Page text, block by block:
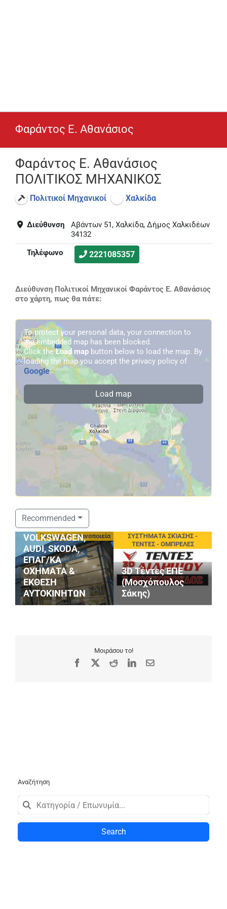
Φαράντος Ε. Αθανάσιος
Φαράντος Ε. Αθανάσιος
ΠΟΛΙΤΙΚΟΣ ΜΗΧΑΝΙΚΟΣ
Πολιτικοί Μηχανικοί Χαλκίδα
Διεύθυνση
Αβάντων 51, Χαλκίδα, Δήμος Χαλκιδέων
34132
Τηλέφωνο
2221085357
Διεύθυνση Πολιτικοί Μηχανικοί Φαράντος Ε. Αθανάσιος
στο χάρτη, πως θα πάτε:
To protect your personal data, your connection to
the embedded map has been blocked.
Click theLoad map button below to load the map. By
loading the map you accept the privacy policy of
Google.
Load map
Recommended
Συνεργεία - Φανοποιεία
ΣΤΑΘΟΠΟΥΛΟΣ
SERVICE
VOLKSWAGEN,
AUDI, SKODA,
ΕΠΑΓ/ΚΑ
ΟΧΗΜΑΤΑ &
ΕΚΘΕΣΗ
ΑΥΤΟΚΙΝΗΤΩΝ
ΣΥΣΤΉΜΑΤΑ ΣΚΊΑΣΗΣ -
ΤΕΝΤΕΣ - ΟΜΠΡΕΛΕΣ
3D Τέντες ΕΠΕ
(Μοσχόπουλος
Σάκης)
Μοιράσου το!
Facebook RedditLinkedIn
Email
Αναζήτηση
Search